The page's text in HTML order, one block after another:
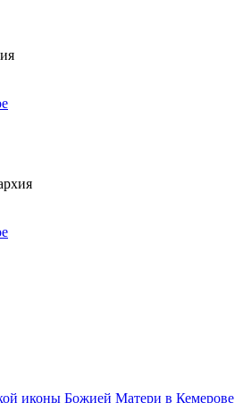
иконы Божией Матери в Кемерове